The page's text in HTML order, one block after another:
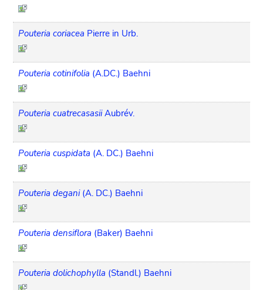
Pouteria coriacea Pierre in Urb.
Pouteria cotinifolia (A.DC.) Baehni
Pouteria cuatrecasasii Aubrév.
Pouteria cuspidata (A. DC.) Baehni
Pouteria degani (A. DC.) Baehni
Pouteria densiflora (Baker) Baehni
Pouteria dolichophylla (Standl.) Baehni